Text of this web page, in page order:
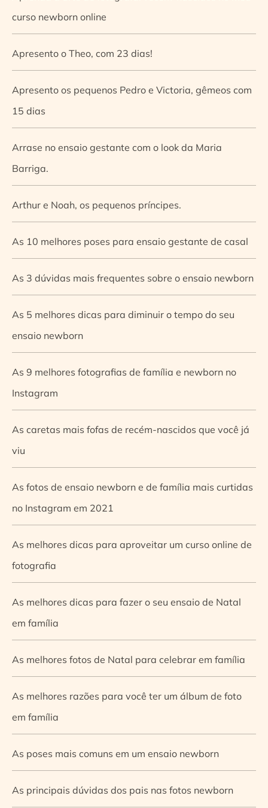
curso newborn online
Apresento o Theo, com 23 dias!
Apresento os pequenos Pedro e Victoria, gêmeos com
15 dias
Arrase no ensaio gestante com o look da Maria
Barriga.
Arthur e Noah, os pequenos príncipes.
As 10 melhores poses para ensaio gestante de casal
As 3 dúvidas mais frequentes sobre o ensaio newborn
As 5 melhores dicas para diminuir o tempo do seu
ensaio newborn
As 9 melhores fotografias de família e newborn no
Instagram
As caretas mais fofas de recém-nascidos que você já
viu
As fotos de ensaio newborn e de família mais curtidas
no Instagram em 2021
As melhores dicas para aproveitar um curso online de
fotografia
As melhores dicas para fazer o seu ensaio de Natal
em família
As melhores fotos de Natal para celebrar em família
As melhores razões para você ter um álbum de foto
em família
As poses mais comuns em um ensaio newborn
As principais dúvidas dos pais nas fotos newborn